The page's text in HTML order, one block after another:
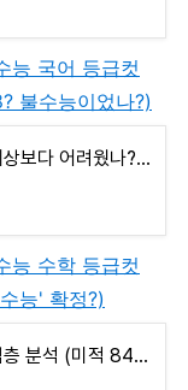
능 국어 등급컷
불수능이었나?)
2026 수능 국어 등급컷 예상보다 어려웠나? (언매 85, 화작 88? 불수능이었나?)
능 수학 등급컷
능' 확정?)
2026 수능 수학 등급컷 심층 분석 (미적 84점? 확통 88점? '불수능' 확정?)